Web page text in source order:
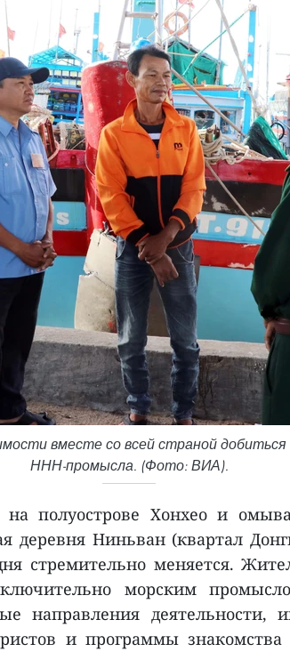
вместе со всей страной
ННН-промысла. (Фото: ВИА).
на полуострове Хонхео и
деревня Ниньван (квартал
стремительно меняется.
морским
направления деятельности,
и программы